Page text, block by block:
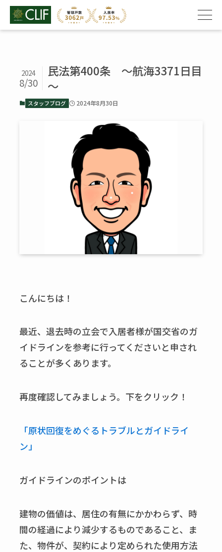
民法第400条 ～航海3371日目
～
2024
8/30
スタッフブログ 2024年8月30日
こんにちは！
最近、退去時の立会で入居者様が国交省のガ
イドラインを参考に行ってくださいと申され
ることが多くあります。
再度確認してみましょう。下をクリック！
「原状回復をめぐるトラブルとガイドライ
ン」
ガイドラインのポイントは
建物の価値は、居住の有無にかかわらず、時
間の経過により減少するものであること、ま
た、物件が、契約により定められた使用方法